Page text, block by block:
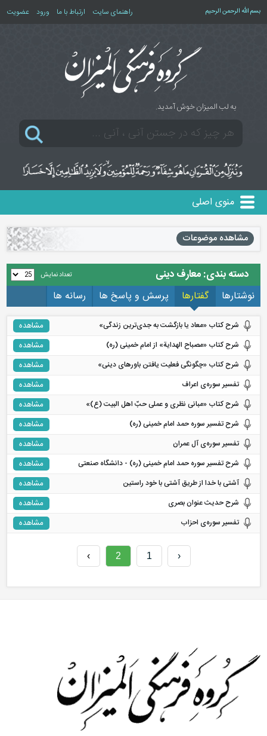
بسم الله الرحمن الرحیم راهنمای سایت ارتباط با ما ورود عضویت
به لب المیزان خوش آمدید.
منوی اصلی
مشاهده موضوعات
دسته بندی: معارف دینی تعداد نمایش
نوشتارها گفتارها پرسش و پاسخ ها رسانه ها
شرح کتاب «معاد یا بازگشت به جدی‌ترین زندگی» مشاهده
شرح کتاب «مصباح الهدایة» از امام خمینی (ره) مشاهده
شرح کتاب «چگونگی فعلیت یافتن باورهای دینی» مشاهده
تفسیر سوره‌ی اعراف مشاهده
شرح کتاب «مبانی نظری و عملی حبّ اهل البیت (ع)» مشاهده
شرح تفسیر سوره‌ حمد امام خمینی (ره) مشاهده
تفسیر سوره‌ی آل عمران مشاهده
شرح تفسیر سوره‌ حمد امام خمینی (ره) - دانشگاه صنعتی مشاهده
آشتی با خدا از طریق آشتی با خود راستین مشاهده
شرح حدیث عنوان بصری مشاهده
تفسیر سوره‌ی احزاب مشاهده
‹
1
2
›